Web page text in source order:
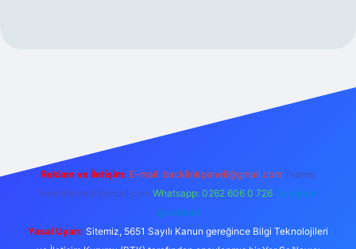
Reklam ve İletişim: E-mail: backlinkpaneli@gmail.com Teams:
forumhizmeti@gmail.com Whatsapp: 0262 606 0 726 Telegram:
@karabul
Yasal Uyarı: Sitemiz, 5651 Sayılı Kanun gereğince Bilgi Teknolojileri